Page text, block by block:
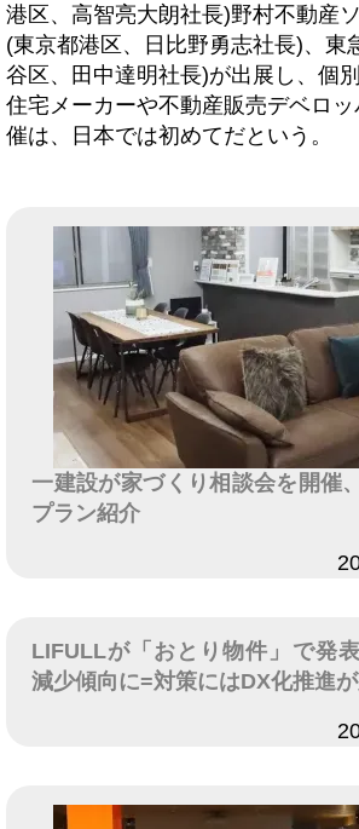
港区、高智亮大朗社長)野村不動産
(東京都港区、日比野勇志社長)、東
谷区、田中達明社長)が出展し、個
住宅メーカーや不動産販売デベロ
催は、日本では初めてだという。
一建設が家づくり相談会を開催
プラン紹介
LIFULLが「おとり物件」で発
減少傾向に=対策にはDX化推進